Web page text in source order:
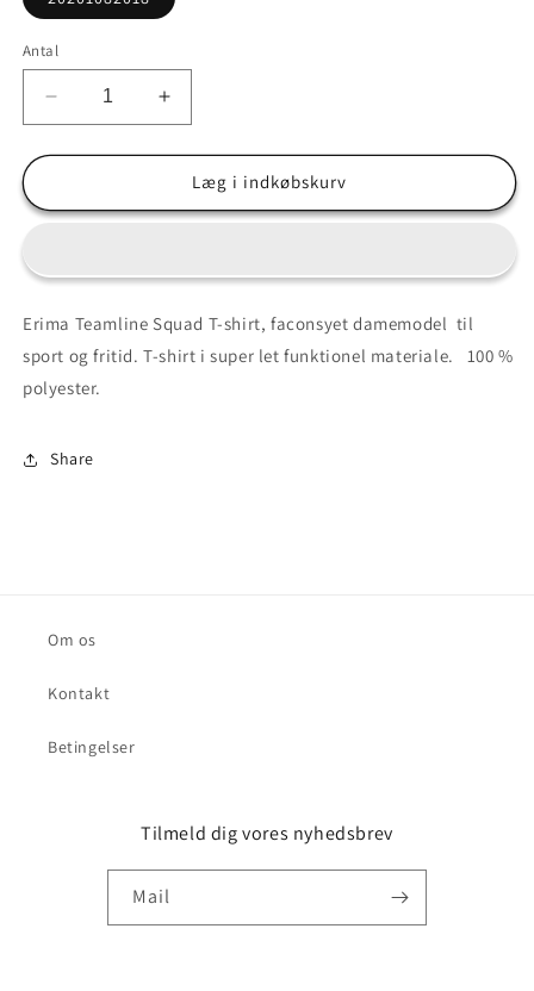
Antal
Reducer
antallet
for
str.
Teamline
T-
shirt
-
faconsyet
Øg
antallet
for
Outlet
str.
Teamline
T-
shirt
Læg i indkøbskurv
Erima Teamline Squad T-shirt, faconsyet damemodel til
sport og fritid. T-shirt i super let funktionel materiale.
100 %
polyester.
Share
Om os
Kontakt
Betingelser
Tilmeld dig vores nyhedsbrev
Mail